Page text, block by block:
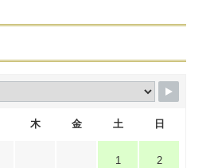
木 金 土 日
1 2